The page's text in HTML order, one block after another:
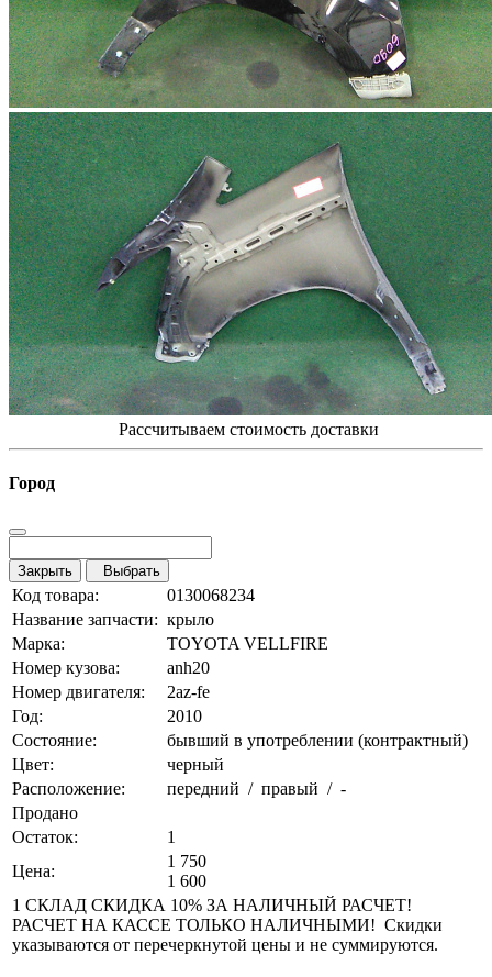
Рассчитываем стоимость доставки
Город
Закрыть Выбрать
Код товара:
0130068234
Название запчасти: крыло
Марка:
TOYOTA VELLFIRE
Номер кузова:
anh20
Номер двигателя:
2az-fe
Год:
2010
Состояние:
бывший в употреблении (контрактный)
Цвет:
черный
Расположение:
передний / правый / -
Продано
Остаток:
1
Цена:
1 750
1 600
1 СКЛАД СКИДКА 10% ЗА НАЛИЧНЫЙ РАСЧЕТ!
РАСЧЕТ НА КАССЕ ТОЛЬКО НАЛИЧНЫМИ! Скидки
указываются от перечеркнутой цены и не суммируются.